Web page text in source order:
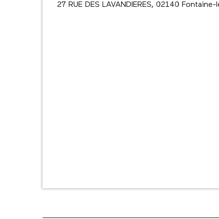
27 RUE DES LAVANDIERES, 02140 Fontaine-